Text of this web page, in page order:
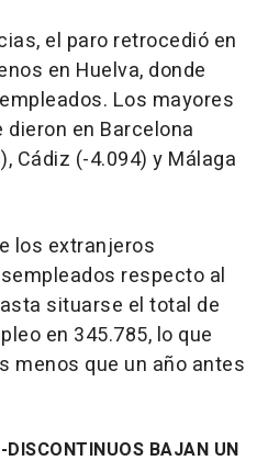
el paro retrocedió en
en Huelva, donde
Los mayores
en Barcelona
Cádiz (-4.094) y Málaga
los extranjeros
respecto al
situarse el total de
en 345.785, lo que
menos que un año antes
BAJAN UN